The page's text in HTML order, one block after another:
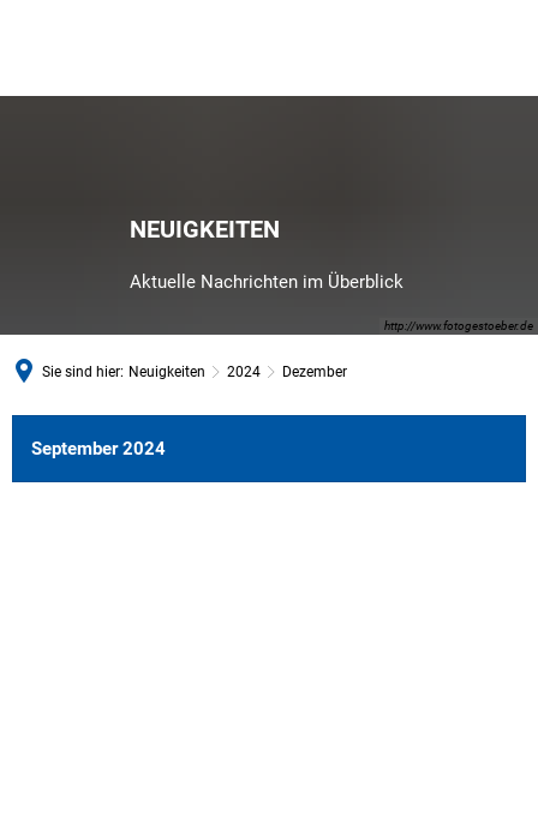
http://www.fotogestoeber.de
NEUIGKEITEN
Aktuelle Nachrichten im Überblick
Sie sind hier: Neuigkeiten 2024 Dezember
Dezember
September 2024